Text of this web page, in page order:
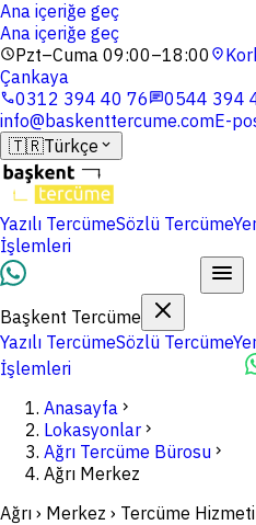
Ana içeriğe geç
Ana içeriğe geç
schedulePzt–Cuma 09:00–18:00 location_on
Çankaya
phone0312 394 40 76chat0544 394
info@baskenttercume.comE-
🇹🇷Türkçe expand_more
Yazılı TercümeSözlü Tercüme
İşlemleri
Başkent Tercüme
Yazılı TercümeSözlü Tercüme
İşlemleri
Anasayfa chevron_right
Lokasyonlar chevron_right
Ağrı Tercüme Bürosu chevron_right
Ağrı Merkez
Ağrı › Merkez › Tercüme Hizmeti